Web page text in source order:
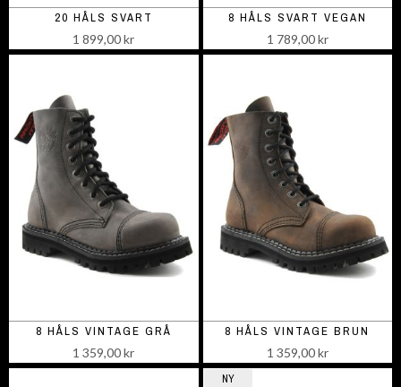
20 HÅLS SVART
1 899,00 kr
8 HÅLS SVART VEGAN
1 789,00 kr
8 HÅLS VINTAGE GRÅ
1 359,00 kr
8 HÅLS VINTAGE BRUN
1 359,00 kr
NY